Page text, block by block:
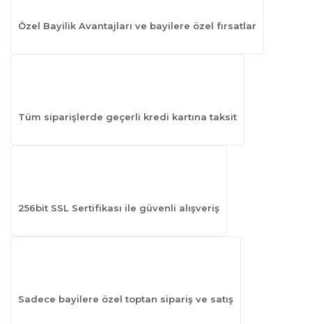
Özel Bayilik Avantajları ve bayilere özel fırsatlar
Tüm siparişlerde geçerli kredi kartına taksit
256bit SSL Sertifikası ile güvenli alışveriş
Sadece bayilere özel toptan sipariş ve satış